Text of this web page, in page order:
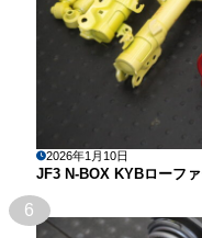
2026年1月10日
JF3 N-BOX KYBローフ
6